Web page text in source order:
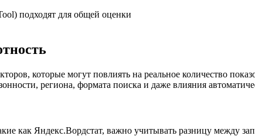
подходят для общей оценки
которые могут повлиять на реальное количество
региона, формата поиска и даже влияния
как Яндекс.Вордстат, важно учитывать разницу между